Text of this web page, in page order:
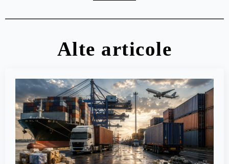
Alte articole